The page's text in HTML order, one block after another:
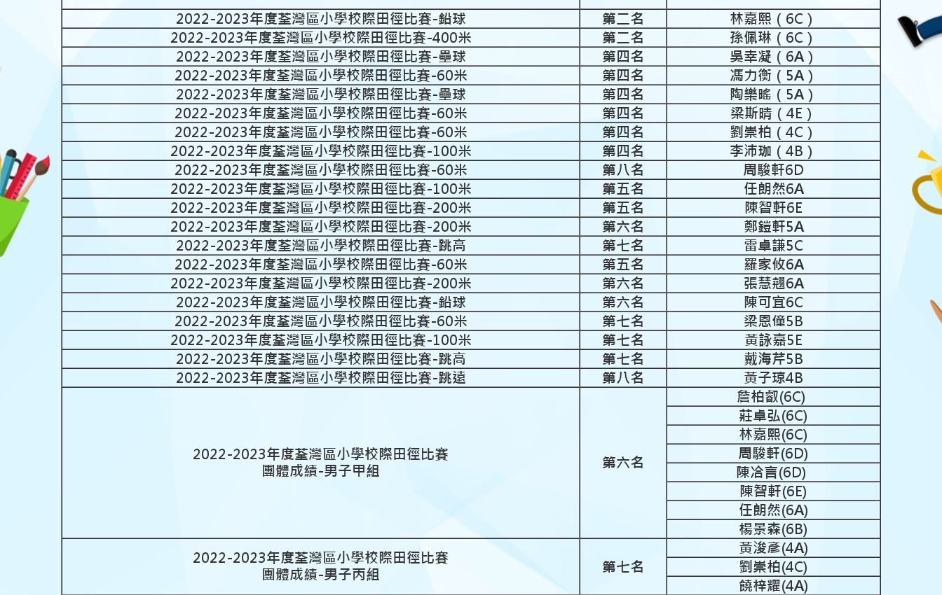
2022-2023年度荃灣區小學校際田徑比賽-鉛球
第二名
林嘉熙（6C）
2022-2023年度荃灣區小學校際田徑比賽-400米
第二名
孫佩琳（6C）
2022-2023年度荃灣區小學校際田徑比賽-壘球
第四名
吳幸凝（6A）
2022-2023年度荃灣區小學校際田徑比賽-60米
第四名
馮力衡（5A）
2022-2023年度荃灣區小學校際田徑比賽-壘球
第四名
陶樂暚（5A）
2022-2023年度荃灣區小學校際田徑比賽-60米
第四名
梁斯晴（4E）
2022-2023年度荃灣區小學校際田徑比賽-60米
第四名
劉崇柏（4C）
2022-2023年度荃灣區小學校際田徑比賽-100米
第四名
李沛珈（4B）
2022-2023年度荃灣區小學校際田徑比賽-60米
第八名
周駿軒6D
2022-2023年度荃灣區小學校際田徑比賽-100米
第五名
任朗然6A
2022-2023年度荃灣區小學校際田徑比賽-200米
第五名
陳智軒6E
2022-2023年度荃灣區小學校際田徑比賽-200米
第六名
鄭鎧軒5A
2022-2023年度荃灣區小學校際田徑比賽-跳高
第七名
雷卓謙5C
2022-2023年度荃灣區小學校際田徑比賽-60米
第五名
羅家攸6A
2022-2023年度荃灣區小學校際田徑比賽-200米
第六名
張慧翹6A
2022-2023年度荃灣區小學校際田徑比賽-鉛球
第六名
陳可宜6C
2022-2023年度荃灣區小學校際田徑比賽-60米
第七名
梁恩僮5B
2022-2023年度荃灣區小學校際田徑比賽-100米
第七名
黃詠嘉5E
2022-2023年度荃灣區小學校際田徑比賽-跳高
第七名
戴海芹5B
2022-2023年度荃灣區小學校際田徑比賽-跳遠
第八名 黃子琼4B
2022-2023年度荃灣區小學校際田徑比賽
團體成績-男子甲組
第六名
詹柏叡(6C)
莊卓弘(6C)
林嘉熙(6C)
周駿軒(6D)
陳冾言(6D)
陳智軒(6E)
任朗然(6A)
楊景森(6B)
2022-2023年度荃灣區小學校際田徑比賽
團體成績-男子丙組
第七名
黃浚彥(4A)
劉崇柏(4C)
饒梓耀(4A)